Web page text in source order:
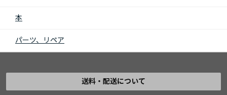
本
パーツ、リペア
送料・配送について